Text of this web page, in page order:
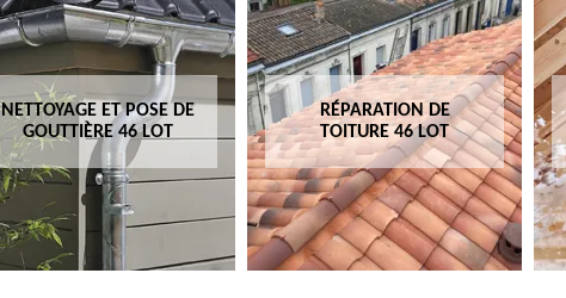
NETTOYAGE ET POSE DE
GOUTTIÈRE 46 LOT
RÉPARATION DE
TOITURE 46 LOT